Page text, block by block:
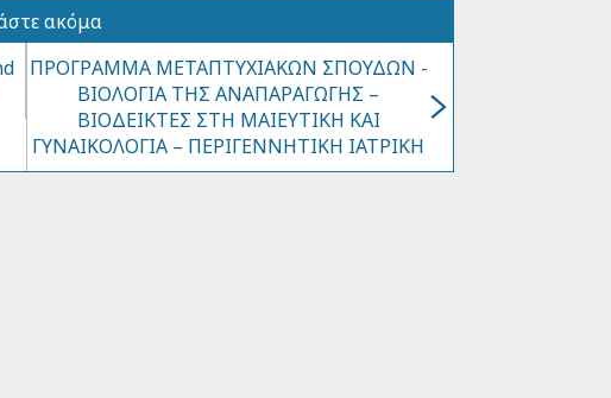
ακόμα
ΠΡΟΓΡΑΜΜΑ ΜΕΤΑΠΤΥΧΙΑΚΩΝ ΣΠΟΥΔΩΝ -
ΒΙΟΛΟΓΙΑ ΤΗΣ ΑΝΑΠΑΡΑΓΩΓΗΣ –
ΒΙΟΔΕΙΚΤΕΣ ΣΤΗ ΜΑΙΕΥΤΙΚΗ ΚΑΙ
ΓΥΝΑΙΚΟΛΟΓΙΑ – ΠΕΡΙΓΕΝΝΗΤΙΚΗ ΙΑΤΡΙΚΗ